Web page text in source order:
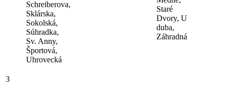
Schreiberova,
Sklárska,
Sokolská,
Súhradka,
Sv. Anny,
Športová,
Uhrovecká
Staré
Dvory, U
duba,
Záhradná
3